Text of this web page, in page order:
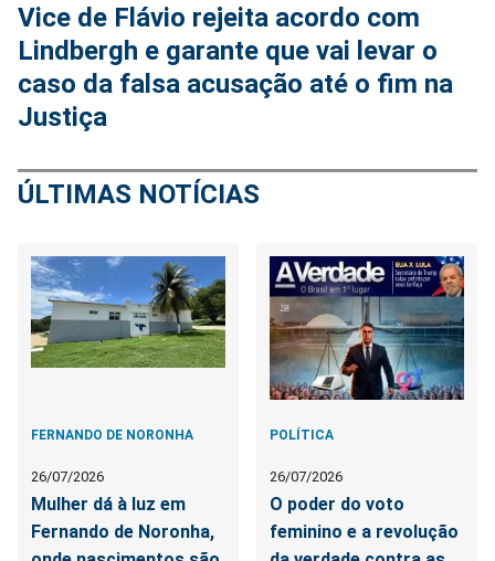
Vice de Flávio rejeita acordo com
Lindbergh e garante que vai levar o
caso da falsa acusação até o fim na
Justiça
ÚLTIMAS NOTÍCIAS
FERNANDO DE NORONHA
26/07/2026
Mulher dá à luz em
Fernando de Noronha,
POLÍTICA
26/07/2026
O poder do voto
feminino e a revolução